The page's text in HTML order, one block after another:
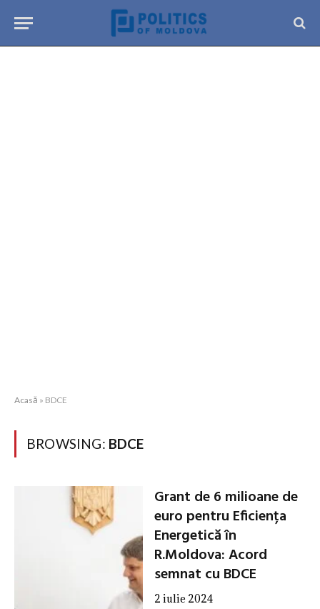
Acasă » BDCE
BROWSING: BDCE
Grant de 6 milioane de
euro pentru Eficiența
Energetică în
R.Moldova: Acord
semnat cu BDCE
2 iulie 2024